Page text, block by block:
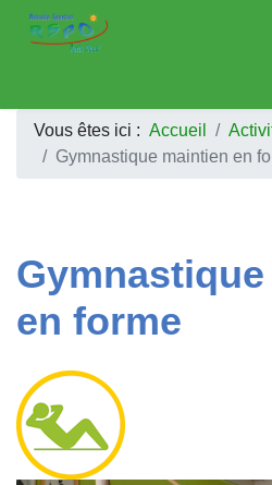
Vous êtes ici : Accueil
Gymnastique maintien en
en forme